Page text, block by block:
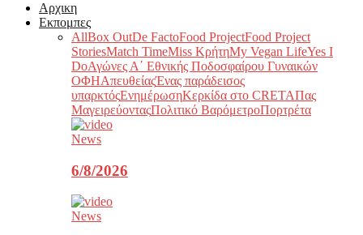
Αρχικη
Εκπομπες
AllBox OutDe FactoFood ProjectFood Project
StoriesMatch TimeMiss ΚρήτηMy Vegan LifeYes I
DoΑγώνες Α΄ Εθνικής Ποδοσφαίρου Γυναικών
ΟΦΗΑπευθείαςΈνας παράδεισος
υπαρκτόςΕνημέρωσηΚερκίδα στο CRETAΠας
ΜαγειρεύονταςΠολιτικό ΒαρόμετροΠορτρέτα
News
6/8/2026
News